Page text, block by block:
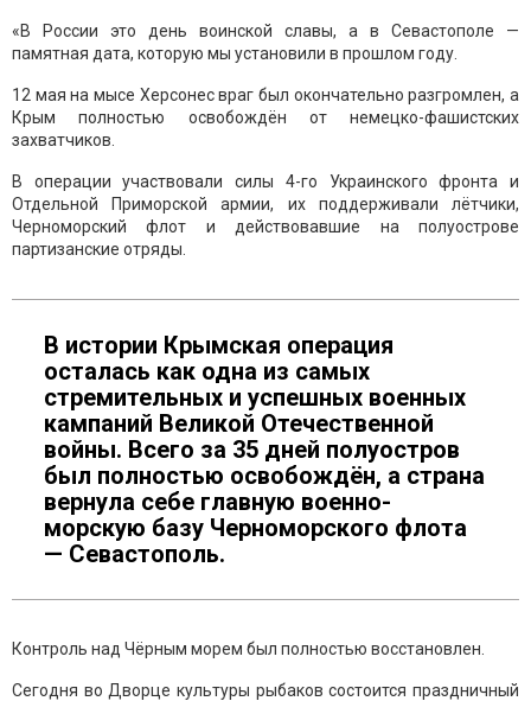
«В России это день воинской славы, а в Севастополе —
памятная дата, которую мы установили в прошлом году.
12 мая на мысе Херсонес враг был окончательно разгромлен, а
Крым полностью освобождён от немецко-фашистских
захватчиков.
В операции участвовали силы 4-го Украинского фронта и
Отдельной Приморской армии, их поддерживали лётчики,
Черноморский флот и действовавшие на полуострове
партизанские отряды.
В истории Крымская операция
осталась как одна из самых
стремительных и успешных военных
кампаний Великой Отечественной
войны. Всего за 35 дней полуостров
был полностью освобождён, а страна
вернула себе главную военно-
морскую базу Черноморского флота
— Севастополь.
Контроль над Чёрным морем был полностью восстановлен.
Сегодня во Дворце культуры рыбаков состоится праздничный